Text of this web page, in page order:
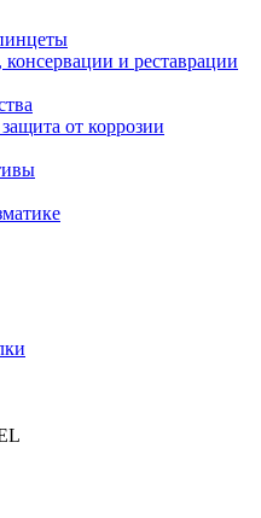
консервации и реставрации
от коррозии